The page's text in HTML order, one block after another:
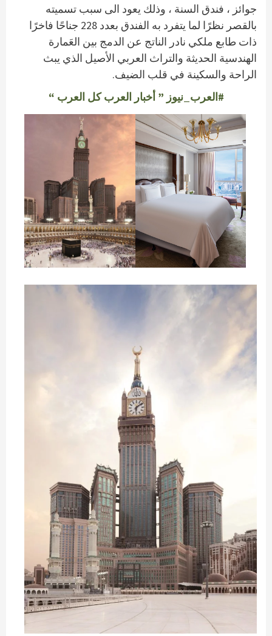
جوائز ، فندق السنة ، وذلك يعود الى سبب تسميته
بالقصر نظرًا لما يتفرد به الفندق بعدد 228 جناحًا فاخرًا
ذات طابع ملكي نادر الناتج عن الدمج بين العَمارة
الهندسية الحديثة والتراث العربي الأصيل الذي يبث
الراحة والسكينة في قلب الضيف.
#العرب_نيوز ” أخبار العرب كل العرب “